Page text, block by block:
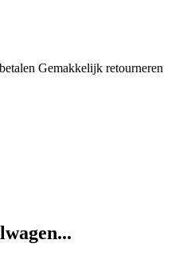
Gemakkelijk retourneren